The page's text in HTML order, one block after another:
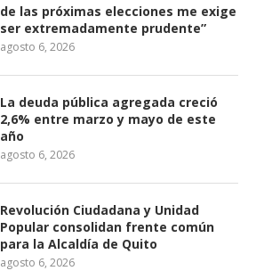
de las próximas elecciones me exige
ser extremadamente prudente”
agosto 6, 2026
La deuda pública agregada creció
2,6% entre marzo y mayo de este
año
agosto 6, 2026
Revolución Ciudadana y Unidad
Popular consolidan frente común
para la Alcaldía de Quito
agosto 6, 2026